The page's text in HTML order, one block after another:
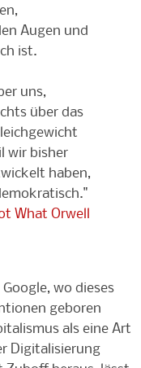
Augen und
ist.
uns,
über das
wir bisher
haben,
What Orwell
wo dieses
geboren
als eine Art
Digitalisierung